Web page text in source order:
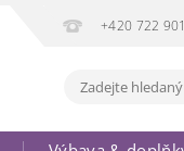
+420 722